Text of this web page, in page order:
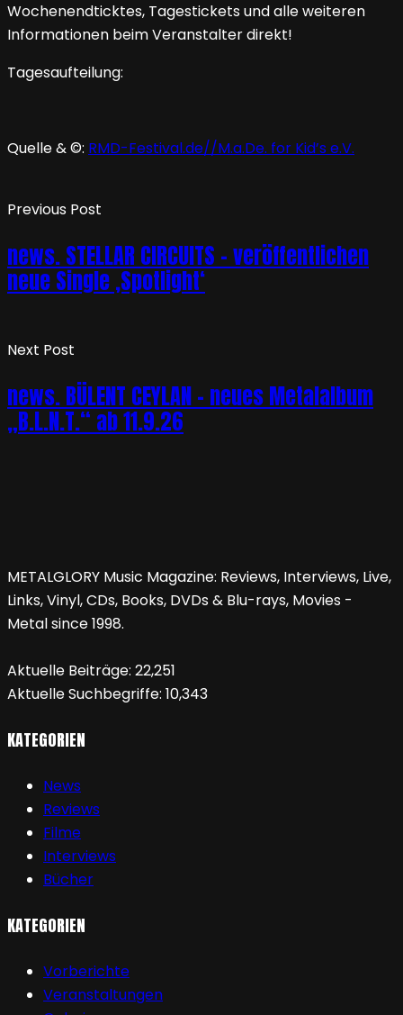
Wochenendticktes, Tagestickets und alle weiteren
Informationen beim Veranstalter direkt!
Tagesaufteilung:
Quelle & ©: RMD-Festival.de//M.a.De. for Kid’s e.V.
Previous Post
news. STELLAR CIRCUITS – veröffentlichen
neue Single ‚Spotlight‘
Next Post
news. BÜLENT CEYLAN – neues Metalalbum
„B.L.N.T.“ ab 11.9.26
METALGLORY Music Magazine: Reviews, Interviews, Live,
Links, Vinyl, CDs, Books, DVDs & Blu-rays, Movies -
Metal since 1998.
Aktuelle Beiträge: 22,251
Aktuelle Suchbegriffe: 10,343
KATEGORIEN
News
Reviews
Filme
Interviews
Bücher
KATEGORIEN
Vorberichte
Veranstaltungen